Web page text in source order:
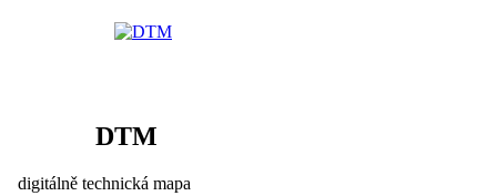
DTM
digitálně technická mapa